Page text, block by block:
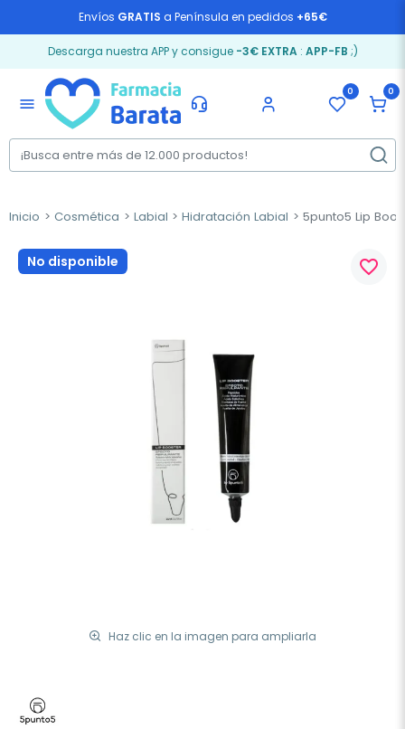
Envíos GRATIS a Península en pedidos +65€
Descarga nuestra APP y consigue -3€ EXTRA: APP-FB ;)
menu
0 0
Inicio Cosmética Labial Hidratación Labial 5punto5 Lip
No disponible
Haz clic en la imagen para ampliarla
favorite_border